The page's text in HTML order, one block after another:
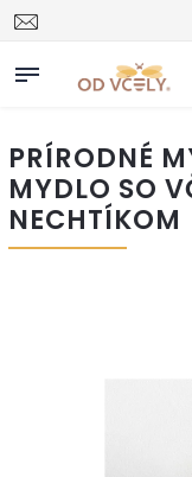
PRÍRODNÉ
MYDLO SO
NECHTÍKOM